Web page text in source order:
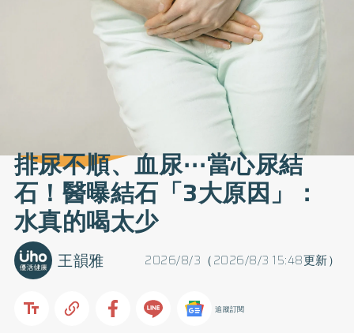
排尿不順、血尿⋯當心尿結
石！醫曝結石「3大原因」：
水真的喝太少
2026/8/3（2026/8/3 15:48更新）
王韻雅
追蹤訂閱